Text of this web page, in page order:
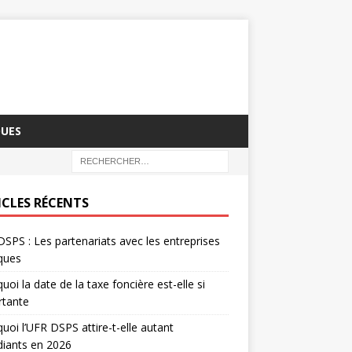
RÉCENTS
: Les partenariats avec les entreprises
la date de la taxe foncière est-elle si
l’UFR DSPS attire-t-elle autant
en 2026